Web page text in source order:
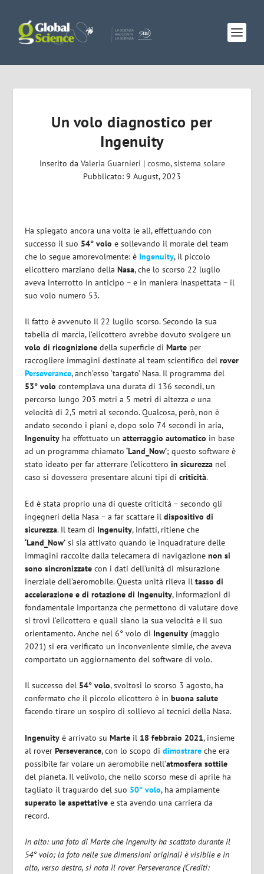
Un volo diagnostico per
Ingenuity
Inserito da Valeria Guarnieri | cosmo,sistema solare
Pubblicato: 9 August, 2023
Ha spiegato ancora una volta le ali, effettuando con
successo il suo 54° volo e sollevando il morale del team
che lo segue amorevolmente: è Ingenuity, il piccolo
elicottero marziano dellaNasa, che lo scorso 22 luglio
aveva interrotto in anticipo – e in maniera inaspettata – il
suo volo numero 53.
Il fatto è avvenuto il 22 luglio scorso. Secondo la sua
tabella di marcia, l’elicottero avrebbe dovuto svolgere un
volo di ricognizione della superficie diMarte per
raccogliere immagini destinate al team scientifico delrover
Perseverance, anch’esso ‘targato’ Nasa. Il programma del
53° volo contemplava una durata di 136 secondi, un
percorso lungo 203 metri a 5 metri di altezza e una
velocità di 2,5 metri al secondo. Qualcosa, però, non è
andato secondo i piani e, dopo solo 74 secondi in aria,
Ingenuity ha effettuato unatterraggio automatico in base
ad un programma chiamato ‘Land_Now’; questo software è
stato ideato per far atterrare l’elicottero in sicurezza nel
caso si dovessero presentare alcuni tipi dicriticità.
Ed è stata proprio una di queste criticità – secondo gli
ingegneri della Nasa – a far scattare ildispositivo di
sicurezza. Il team di Ingenuity, infatti, ritiene che
‘Land_Now’ si sia attivato quando le inquadrature delle
immagini raccolte dalla telecamera di navigazionenon si
sono sincronizzate con i dati dell’unità di misurazione
inerziale dell’aeromobile. Questa unità rileva iltasso di
accelerazione e di rotazione di Ingenuity, informazioni di
fondamentale importanza che permettono di valutare dove
si trovi l’elicottero e quali siano la sua velocità e il suo
orientamento. Anche nel 6° volo di Ingenuity (maggio
2021) si era verificato un inconveniente simile, che aveva
comportato un aggiornamento del software di volo.
Il successo del 54° volo, svoltosi lo scorso 3 agosto, ha
confermato che il piccolo elicottero è inbuona salute
facendo tirare un sospiro di sollievo ai tecnici della Nasa.
Ingenuity è arrivato suMarte il 18 febbraio 2021, insieme
al roverPerseverance, con lo scopo didimostrare che era
possibile far volare un aeromobile nell’atmosfera sottile
del pianeta. Il velivolo, che nello scorso mese di aprile ha
tagliato il traguardo del suo 50° volo, ha ampiamente
superato le aspettative e sta avendo una carriera da
record.
In alto: una foto di Marte che Ingenuity ha scattato durante il
54° volo; la foto nelle sue dimensioni originali è visibile ein
alto, verso destra, si nota il rover Perseverance (Crediti: